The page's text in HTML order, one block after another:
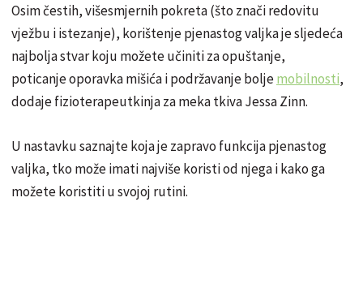
Osim čestih, višesmjernih pokreta (što znači redovitu
vježbu i istezanje), korištenje pjenastog valjka je sljedeća
najbolja stvar koju možete učiniti za opuštanje,
poticanje oporavka mišića i podržavanje boljemobilnosti,
dodaje fizioterapeutkinja za meka tkiva Jessa Zinn.
U nastavku saznajte koja je zapravo funkcija pjenastog
valjka, tko može imati najviše koristi od njega i kako ga
možete koristiti u svojoj rutini.